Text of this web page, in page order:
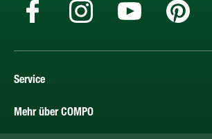
Service
Mehr über COMPO